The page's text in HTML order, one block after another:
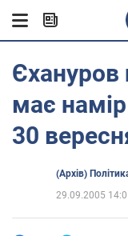
Єхануров
має
30
(Архів)
29.09.2005